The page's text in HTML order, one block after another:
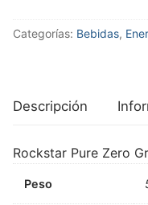
Categorías: Bebidas,
Descripción
Rockstar Pure Zero
Peso